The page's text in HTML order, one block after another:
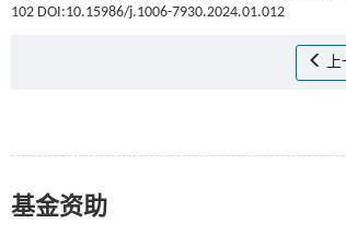
102 DOI:10.15986/j.1006-7930.2024.01.012
上
基金资助